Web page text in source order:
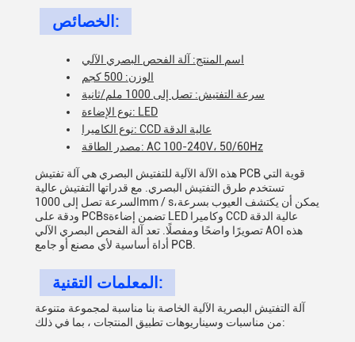
الخصائص:
اسم المنتج: آلة الفحص البصري الآلي
الوزن: 500 كجم
سرعة التفتيش: تصل إلى 1000 ملم/ثانية
نوع الإضاءة: LED
نوع الكاميرا: CCD عالية الدقة
مصدر الطاقة: AC 100-240V، 50/60Hz
هذه الآلة الآلية للتفتيش البصري هي آلة تفتيش PCB قوية التي
تستخدم طرق التفتيش البصري. مع قدراتها التفتيش عالية
السرعة تصل إلى 1000mm / s،يمكن أن يكتشف العيوب بسرعة
ودقة على PCBsتضمن إضاءة LED وكاميرا CCD عالية الدقة
تصويرًا واضحًا ومفصلًا. تعد آلة الفحص البصري الآلي AOI هذه
أداة أساسية لأي مصنع أو جامع PCB.
المعلمات التقنية:
آلة التفتيش البصرية الآلية الخاصة بنا مناسبة لمجموعة متنوعة
من مناسبات وسيناريوهات تطبيق المنتجات ، بما في ذلك: